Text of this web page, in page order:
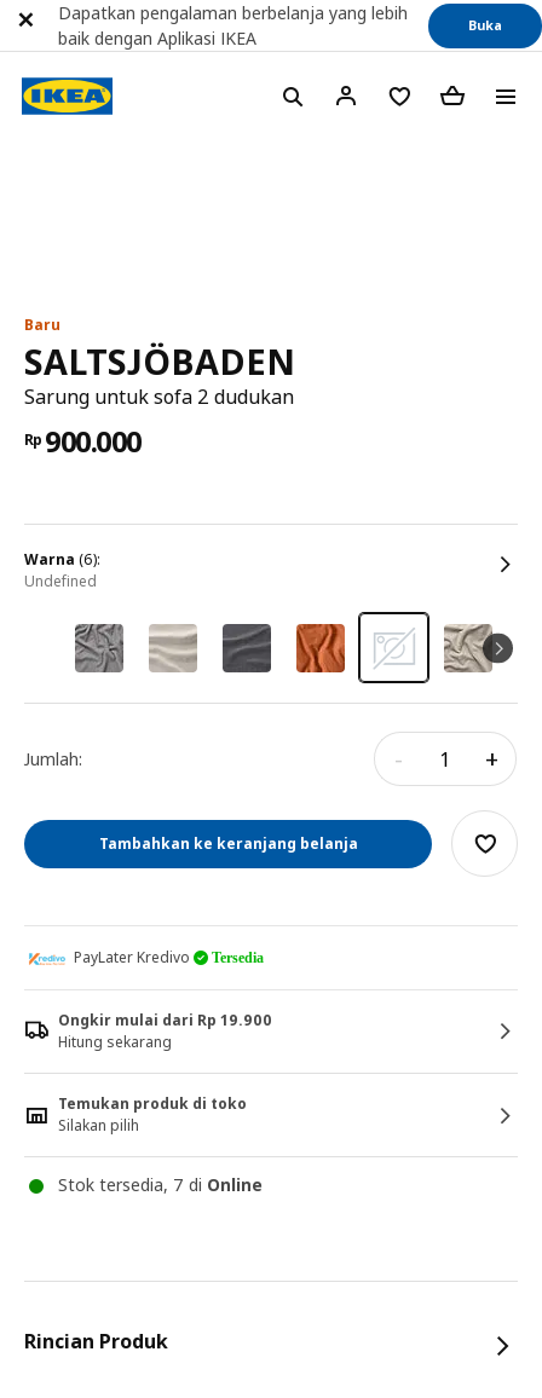
Baru
SALTSJÖBADEN
Sarung untuk sofa 2 dudukan
Rp 900.000
warna (6):
undefined
Jumlah: - +
Tambahkan ke keranjang belanja
PayLater Kredivo Tersedia
Ongkir mulai dari Rp 19.900
Hitung sekarang
Temukan produk di toko
Silakan pilih
Stok tersedia, 7 di Online
Rincian Produk
Dapatkan pengalaman berbelanja yang lebih
baik dengan Aplikasi IKEA
Buka